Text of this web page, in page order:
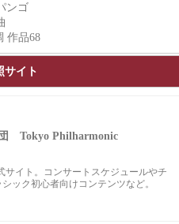
ンゴ
作品68
サイト
Tokyo Philharmonic
サイト。コンサートスケジュールやチ
ック初心者向けコンテンツなど。